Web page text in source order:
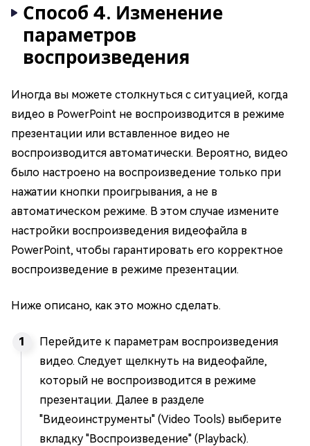
Способ 4. Изменение
параметров
воспроизведения
Иногда вы можете столкнуться с ситуацией, когда
видео в PowerPoint не воспроизводится в режиме
презентации или вставленное видео не
воспроизводится автоматически. Вероятно, видео
было настроено на воспроизведение только при
нажатии кнопки проигрывания, а не в
автоматическом режиме. В этом случае измените
настройки воспроизведения видеофайла в
PowerPoint, чтобы гарантировать его корректное
воспроизведение в режиме презентации.
Ниже описано, как это можно сделать.
Перейдите к параметрам воспроизведения
видео. Следует щелкнуть на видеофайле,
который не воспроизводится в режиме
презентации. Далее в разделе
"Видеоинструменты" (Video Tools) выберите
вкладку "Воспроизведение" (Playback).